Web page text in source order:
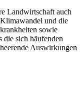
Landwirtschaft auch
und die
sowie
die sich häufenden
Auswirkungen